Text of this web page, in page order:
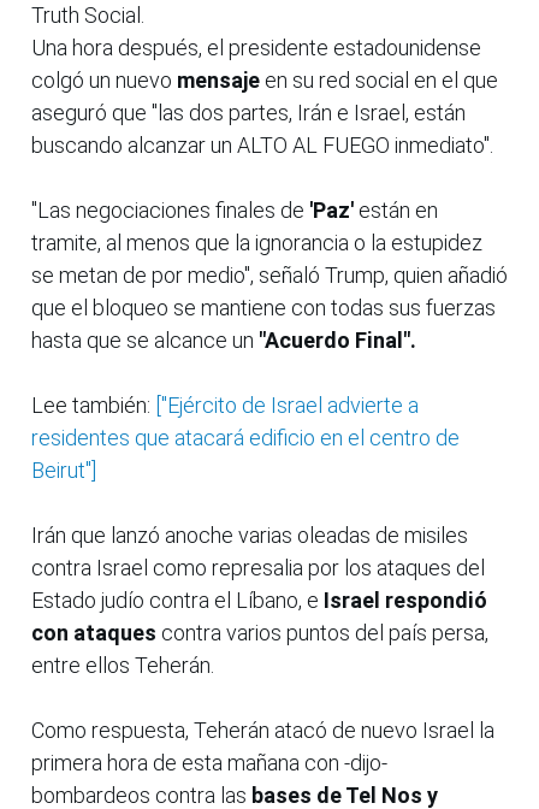
Truth Social.
Una hora después, el presidente estadounidense
colgó un nuevo mensaje en su red social en el que
aseguró que "las dos partes, Irán e Israel, están
buscando alcanzar un ALTO AL FUEGO inmediato".
"Las negociaciones finales de 'Paz' están en
tramite, al menos que la ignorancia o la estupidez
se metan de por medio", señaló Trump, quien añadió
que el bloqueo se mantiene con todas sus fuerzas
hasta que se alcance un "Acuerdo Final".
Lee también: ["Ejército de Israel advierte a
residentes que atacará edificio en el centro de
Beirut"]
Irán que lanzó anoche varias oleadas de misiles
contra Israel como represalia por los ataques del
Estado judío contra el Líbano, e Israel respondió
con ataques contra varios puntos del país persa,
entre ellos Teherán.
Como respuesta, Teherán atacó de nuevo Israel la
primera hora de esta mañana con -dijo-
bombardeos contra las bases de Tel Nos y